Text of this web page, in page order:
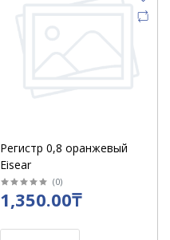
Регистр 0,8 оранжевый
Eisear
(0)
1,350.00₸